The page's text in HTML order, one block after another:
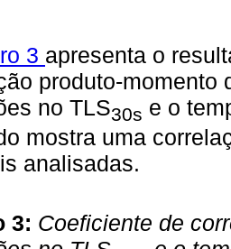
3 apresenta o
produto-momento
no TLS30s e o
mostra uma
analisadas.
3: Coeficiente de